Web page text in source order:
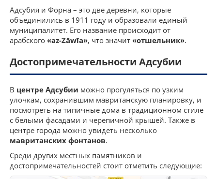
Адсубия и Форна – это две деревни, которые
объединились в 1911 году и образовали единый
муниципалитет. Его название происходит от
арабского «az-Zāwīa», что значит «отшельник».
Достопримечательности Адсубии
В центре Адсубии можно прогуляться по узким
улочкам, сохранившим мавританскую планировку, и
посмотреть на типичные дома в традиционном стиле
с белыми фасадами и черепичной крышей. Также в
центре города можно увидеть несколько
мавританских фонтанов.
Среди других местных памятников и
достопримечательностей стоит отметить следующие: